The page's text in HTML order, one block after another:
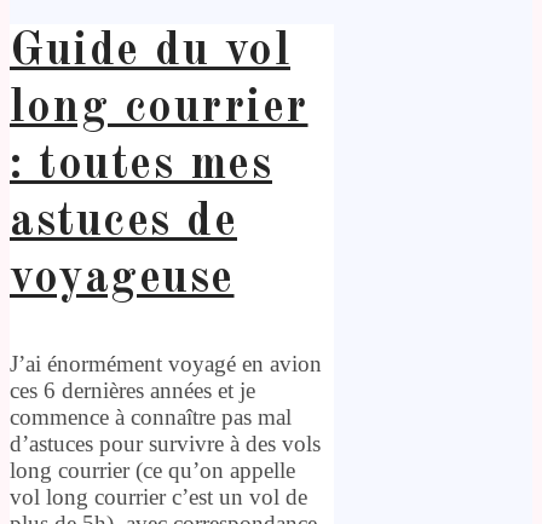
Guide du vol
long courrier
: toutes mes
astuces de
voyageuse
J’ai énormément voyagé en avion
ces 6 dernières années et je
commence à connaître pas mal
d’astuces pour survivre à des vols
long courrier (ce qu’on appelle
vol long courrier c’est un vol de